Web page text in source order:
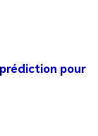
pour